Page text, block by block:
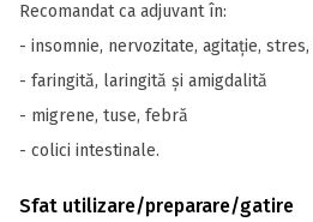
Recomandat ca adjuvant în:
- insomnie, nervozitate, agitație,
- faringită, laringită și amigdalită
- migrene, tuse, febră
- colici intestinale.
Sfat utilizare/preparare/gatire